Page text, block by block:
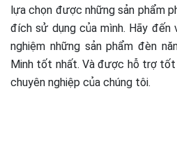
lựa chọn được những sản phẩm
đích sử dụng của mình. Hãy
nghiệm những sản phẩm đèn
Minh tốt nhất. Và được hỗ trợ
chuyên nghiệp của chúng tôi.